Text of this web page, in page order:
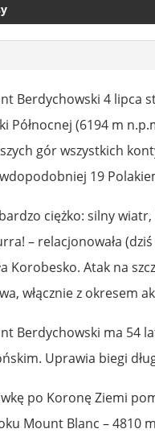
Berdychowski 4 lipca
Północnej (6194 m
gór wszystkich
19
bardzo ciężko: silny
– relacjonowała
Korobesko. Atak na
włącznie z okresem
Berdychowski ma 54
Uprawia biegi
po Koronę Ziemi
Mount Blanc – 4810